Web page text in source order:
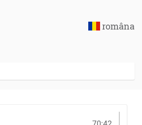
româna